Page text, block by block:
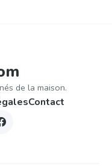
de la maison.
Contact